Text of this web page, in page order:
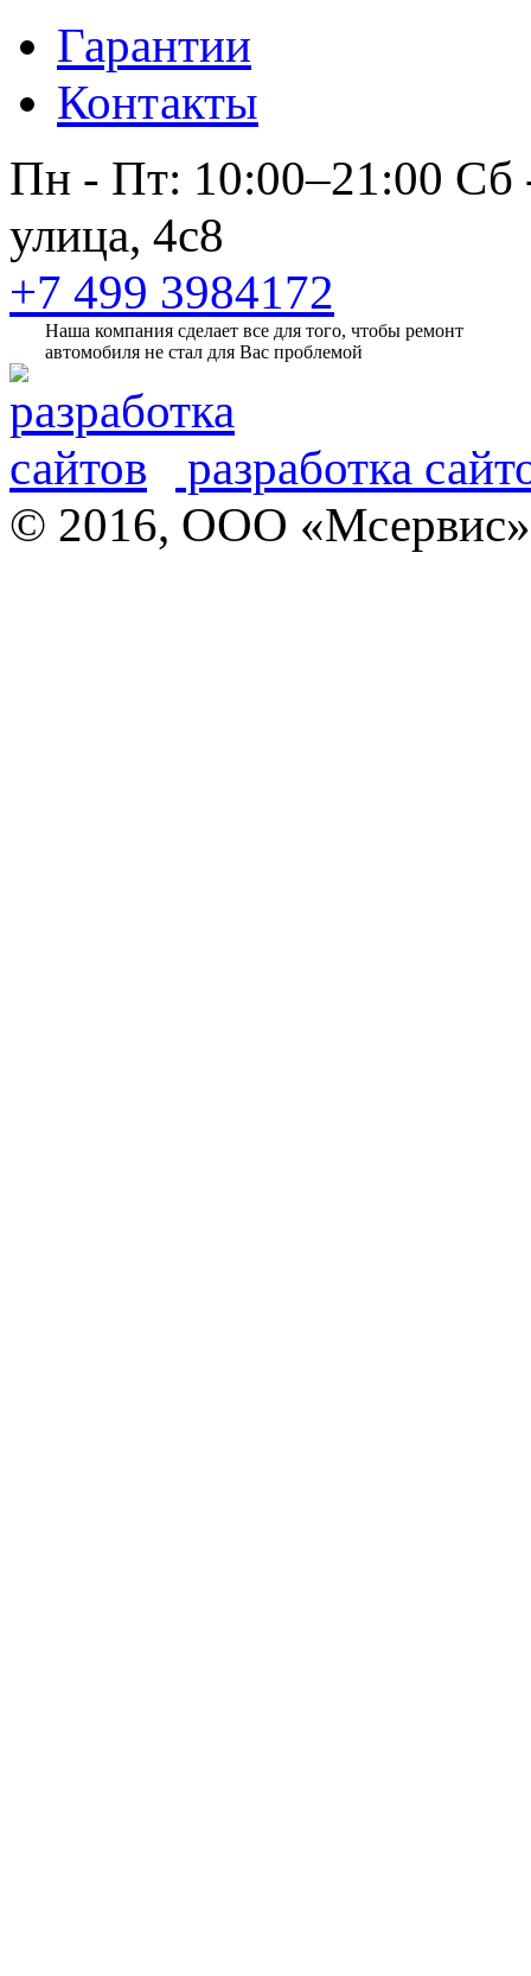
Гарантии
Контакты
Пн - Пт: 10:00–21:00 Сб
улица, 4с8
+7 499 3984172
Наша компания сделает все для того, чтобы ремонт
автомобиля не стал для Вас проблемой
разработка
© 2016, ООО